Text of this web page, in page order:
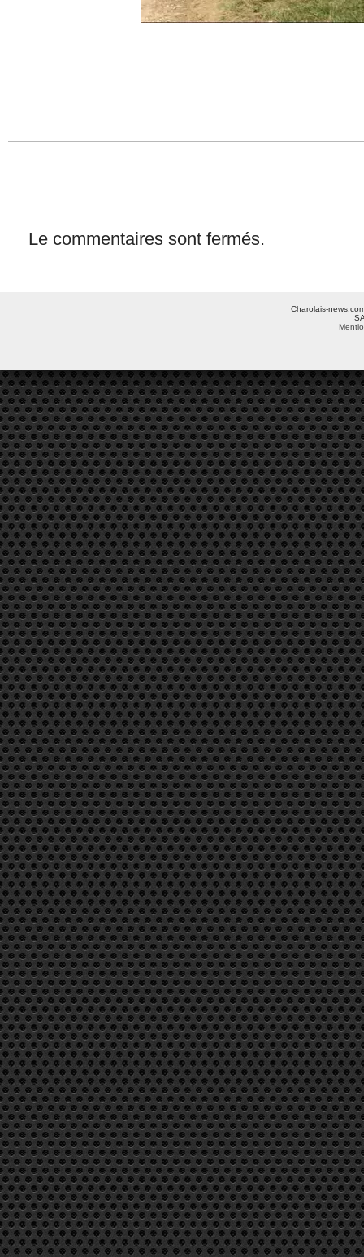
Le commentaires sont fermés.
Charolais-